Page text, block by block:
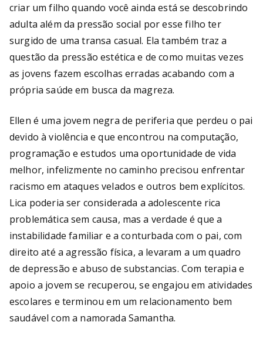
criar um filho quando você ainda está se descobrindo
adulta além da pressão social por esse filho ter
surgido de uma transa casual. Ela também traz a
questão da pressão estética e de como muitas vezes
as jovens fazem escolhas erradas acabando com a
própria saúde em busca da magreza.
Ellen é uma jovem negra de periferia que perdeu o pai
devido à violência e que encontrou na computação,
programação e estudos uma oportunidade de vida
melhor, infelizmente no caminho precisou enfrentar
racismo em ataques velados e outros bem explícitos.
Lica poderia ser considerada a adolescente rica
problemática sem causa, mas a verdade é que a
instabilidade familiar e a conturbada com o pai, com
direito até a agressão física, a levaram a um quadro
de depressão e abuso de substancias. Com terapia e
apoio a jovem se recuperou, se engajou em atividades
escolares e terminou em um relacionamento bem
saudável com a namorada Samantha.